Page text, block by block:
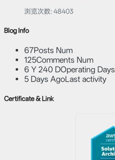
浏览次数: 48403
Blog Info
67Posts Num
125Comments Num
6 Y 240 DOperating Days
5 Days AgoLast activity
Certificate & Link